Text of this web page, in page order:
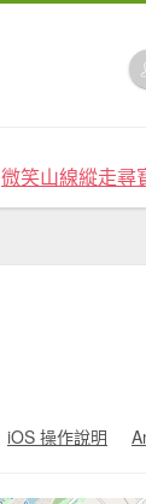
微笑山線縱走尋
iOS 操作說明